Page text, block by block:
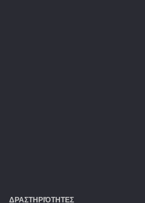
ΔΡΑΣΤΗΡΙΌΤΗΤΕΣ